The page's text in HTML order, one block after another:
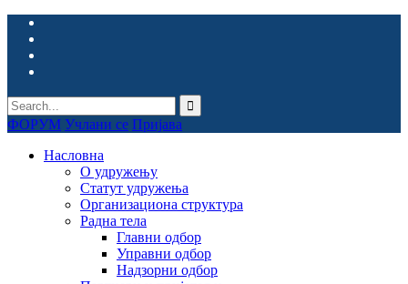
ФОРУМ Учлани се Пријава
Насловна
О удружењу
Статут удружења
Организациона структура
Радна тела
Главни одбор
Управни одбор
Надзорни одбор